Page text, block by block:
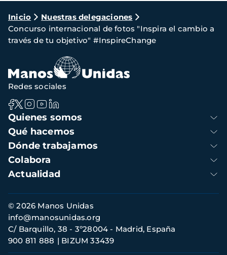
Ruta
de
navegación
Inicio
Nuestras delegaciones
Concurso internacional de fotos "Inspira el cambio a
través de tu objetivo" #InspireChange
Navegación
principal
Quienes somos
Qué hacemos
Dónde trabajamos
Colabora
Actualidad
Redes sociales
Información
de
contacto
© 2026 Manos Unidas
C/ Barquillo, 38 - 3º28004 - Madrid, España
900 811 888
BIZUM 33439
info@manosunidas.org